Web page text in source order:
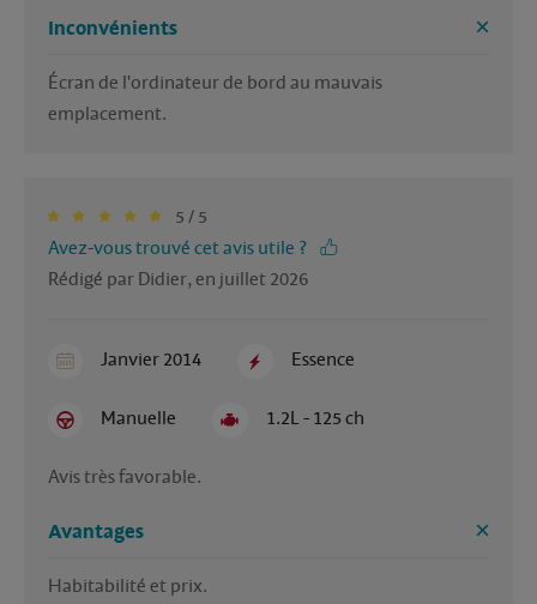
Inconvénients
Écran de l'ordinateur de bord au mauvais
emplacement.
5 / 5
Avez-vous trouvé cet avis utile ?
Rédigé par Didier, en juillet 2026
Janvier 2014 Essence
Manuelle 1.2L - 125 ch
Avis très favorable.
Avantages
Habitabilité et prix.